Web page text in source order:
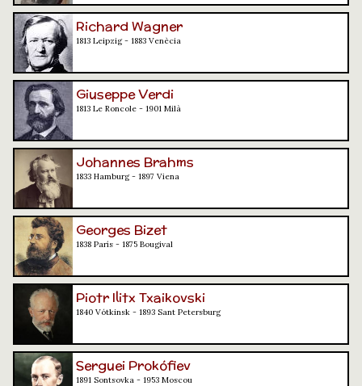
Richard Wagner
1813 Leipzig - 1883 Venècia
Giuseppe Verdi
1813 Le Roncole - 1901 Milà
Johannes Brahms
1833 Hamburg - 1897 Viena
Georges Bizet
1838 París - 1875 Bougival
Piotr Ilitx Txaikovski
1840 Vótkinsk - 1893 Sant Petersburg
Serguei Prokófiev
1891 Sontsovka - 1953 Moscou